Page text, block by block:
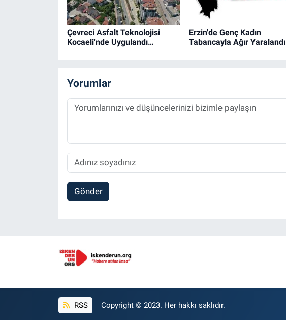
Çevreci Asfalt Teknolojisi
Kocaeli'nde Uygulandı…
Erzin'de Genç Kadın
Tabancayla Ağır Yaralandı
Yorumlar
Gönder
RSS Copyright © 2023. Her hakkı saklıdır.